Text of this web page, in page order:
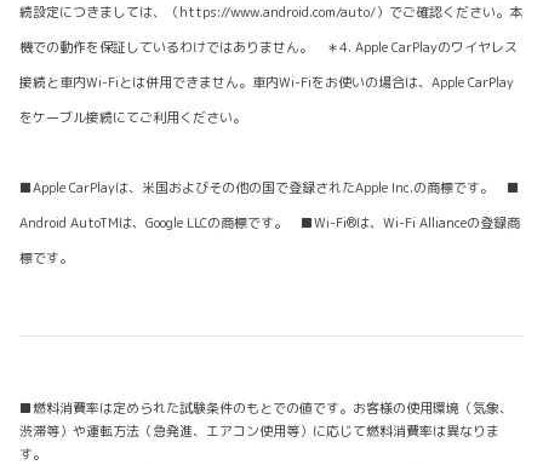
続設定につきましては、（https://www.android.com/auto/）でご確認ください。本
機での動作を保証しているわけではありません。 ＊4. Apple CarPlayのワイヤレス
接続と車内Wi-Fiとは併用できません。車内Wi-Fiをお使いの場合は、Apple CarPlay
をケーブル接続にてご利用ください。
■Apple CarPlayは、米国およびその他の国で登録されたApple Inc.の商標です。 ■
Android AutoTMは、Google LLCの商標です。 ■Wi-Fi®は、Wi-Fi Allianceの登録商
標です。
■燃料消費率は定められた試験条件のもとでの値です。お客様の使用環境（気象、
渋滞等）や運転方法（急発進、エアコン使用等）に応じて燃料消費率は異なりま
す。